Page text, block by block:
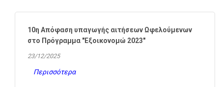
10η Απόφαση υπαγωγής αιτήσεων Ωφελούμενων
στο Πρόγραμμα "Εξοικονομώ 2023"
23/12/2025
Περισσότερα